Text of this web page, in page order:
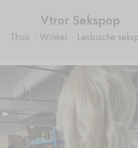
Vtror Sekspop
Thuis Winkel Lesbische